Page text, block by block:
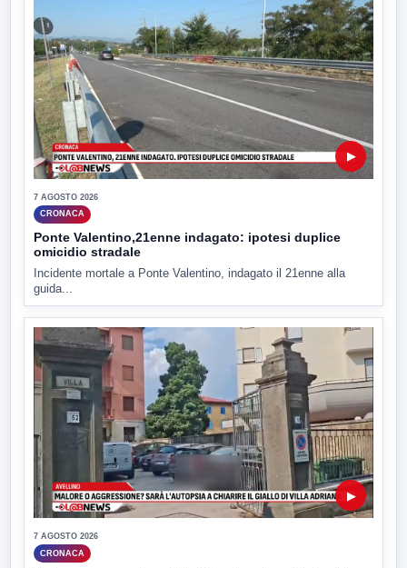
▶
7 AGOSTO 2026
CRONACA
Ponte Valentino,21enne indagato: ipotesi duplice
omicidio stradale
Incidente mortale a Ponte Valentino, indagato il 21enne alla
guida...
▶
7 AGOSTO 2026
CRONACA